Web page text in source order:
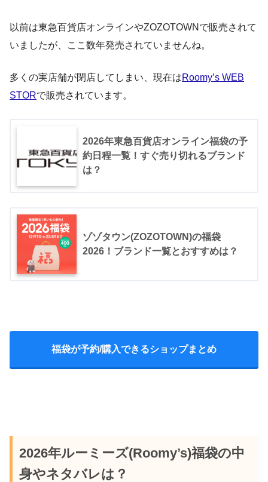
以前は東急百貨店オンラインやZOZOTOWNで販売されて
いましたが、ここ数年発売されていませんね。
多くの実店舗が閉店してしまい、現在はRoomy’s WEB
STORで販売されています。
2026年東急百貨店オンライン福袋の予
約日程一覧！すぐ売り切れるブランド
は？
ゾゾタウン(ZOZOTOWN)の福袋
2026！ブランド一覧とおすすめは？
福袋が予約/購入できるショップまとめ
2026年ルーミーズ(Roomy’s)福袋の中
身やネタバレは？